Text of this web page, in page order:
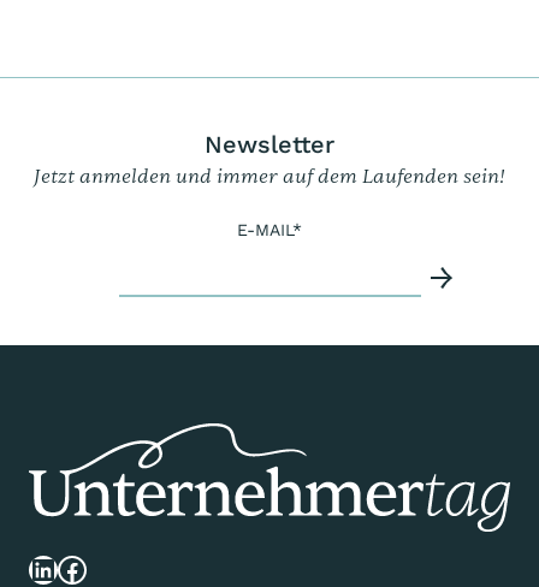
Newsletter
Jetzt anmelden und immer auf dem Laufenden sein!
E-MAIL*
LinkedIn
Facebook